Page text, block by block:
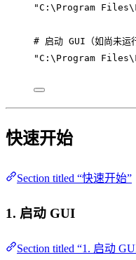
"C:\Program
# 启动 GUI（如尚未运
"C:\Program
快速开始
Section titled “快速开始”
1. 启动 GUI
Section titled “1. 启动